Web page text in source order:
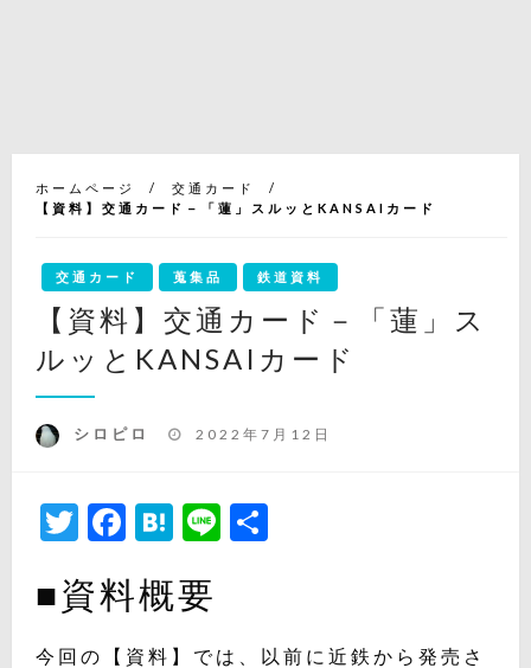
ホームページ
交通カード
【資料】交通カード－「蓮」スルッとKANSAIカード
交通カード 蒐集品 鉄道資料
【資料】交通カード－「蓮」ス
ルッとKANSAIカード
シロピロ
投
2022年7月12日
Twitter
Facebook
Hatena
Line
■資料概要
今回の【資料】では、以前に近鉄から発売さ